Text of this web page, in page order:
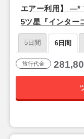
エアー利用】 ―*
5ツ星『インター
ダペスト6日間
5日間 6日間
旅行代金